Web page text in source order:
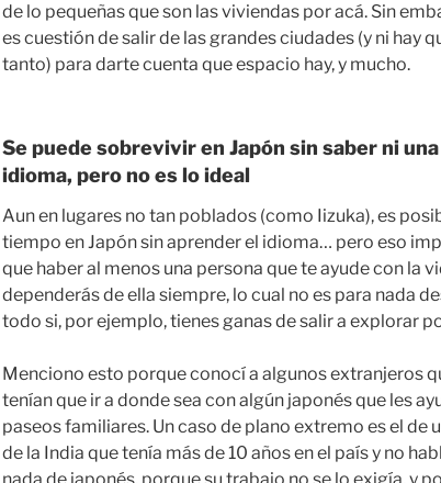
de lo pequeñas que son las viviendas por acá. Sin
es cuestión de salir de las grandes ciudades (y ni hay
tanto) para darte cuenta que espacio hay, y mucho.
Se puede sobrevivir en Japón sin saber ni
idioma, pero no es lo ideal
Aun en lugares no tan poblados (como Iizuka), es
tiempo en Japón sin aprender el idioma… pero eso
que haber al menos una persona que te ayude con la
dependerás de ella siempre, lo cual no es para nada
todo si, por ejemplo, tienes ganas de salir a explorar
Menciono esto porque conocí a algunos extranjeros
tenían que ir a donde sea con algún japonés que les
paseos familiares. Un caso de plano extremo es el de
de la India que tenía más de 10 años en el país y no